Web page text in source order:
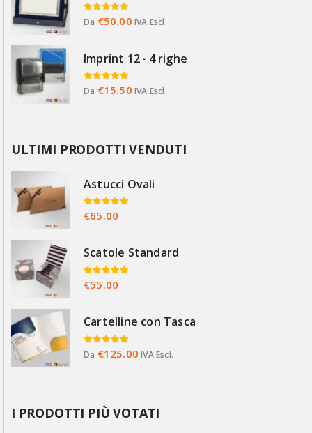
0 Su 5
Da €50.00 IVA Escl.
Imprint 12 ∙ 4 righe
0 Su 5
Da €15.50 IVA Escl.
ULTIMI PRODOTTI VENDUTI
Astucci Ovali
0Su 5
€65.00
Scatole Standard
0Su 5
€55.00
Cartelline con Tasca
0 Su 5
Da €125.00 IVA Escl.
I PRODOTTI PIÙ VOTATI